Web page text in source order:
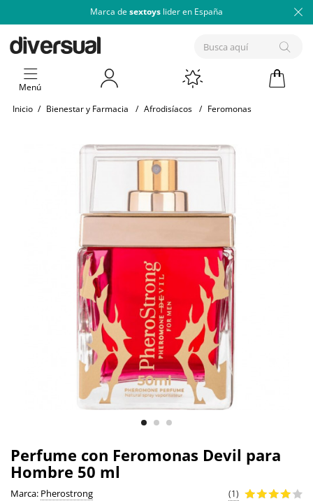
Marca de sextoys lider en España
Menú
Inicio / Bienestar y Farmacia / Afrodisíacos / Feromonas
Perfume con Feromonas Devil para
Hombre 50 ml
Marca: Pherostrong (1)